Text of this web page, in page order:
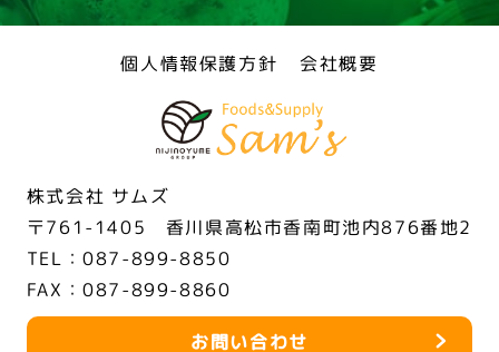
個人情報保護方針 会社概要
株式会社 サムズ
〒761-1405 香川県高松市香南町池内876番地2
TEL：087-899-8850
FAX：087-899-8860
お問い合わせ